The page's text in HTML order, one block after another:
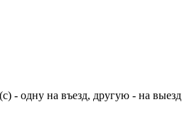
- одну на въезд, другую - на